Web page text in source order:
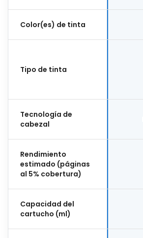
Color(es) de tinta
Tipo de tinta
Tecnología de
cabezal
Rendimiento
estimado (páginas
al 5% cobertura)
Capacidad del
cartucho (ml)